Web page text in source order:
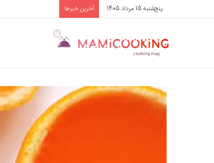
پنج‌شنبه 15 مرداد 1405 آخرین خبرها